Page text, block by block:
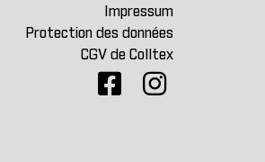
Impressum
Protection des données
CGV de Colltex